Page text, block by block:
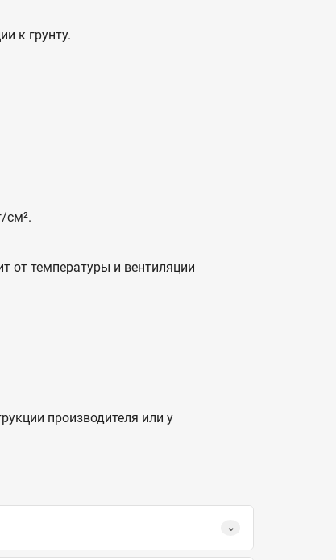
к грунту.
см².
от температуры и вентиляции
производителя или у
⌄